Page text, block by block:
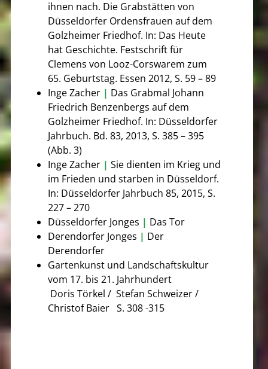
ihnen nach. Die Grabstätten von
Düsseldorfer Ordensfrauen auf dem
Golzheimer Friedhof. In: Das Heute
hat Geschichte. Festschrift für
Clemens von Looz-Corswarem zum
65. Geburtstag. Essen 2012, S. 59 – 89
Inge Zacher | Das Grabmal Johann
Friedrich Benzenbergs auf dem
Golzheimer Friedhof. In: Düsseldorfer
Jahrbuch. Bd. 83, 2013, S. 385 – 395
(Abb. 3)
Inge Zacher | Sie dienten im Krieg und
im Frieden und starben in Düsseldorf.
In: Düsseldorfer Jahrbuch 85, 2015, S.
227 – 270
Düsseldorfer Jonges | Das Tor
Derendorfer Jonges | Der
Derendorfer
Gartenkunst und Landschaftskultur
vom 17. bis 21. Jahrhundert
Doris Törkel / Stefan Schweizer /
Christof Baier S. 308 -315